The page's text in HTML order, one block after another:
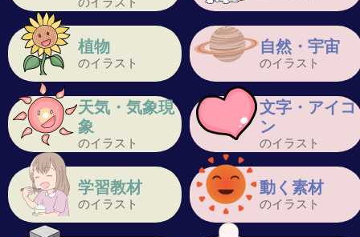
植物
のイラスト
自然・宇宙
のイラスト
天気・気象現
象
のイラスト
文字・アイコ
ン
のイラスト
学習教材
のイラスト
動く素材
のイラスト